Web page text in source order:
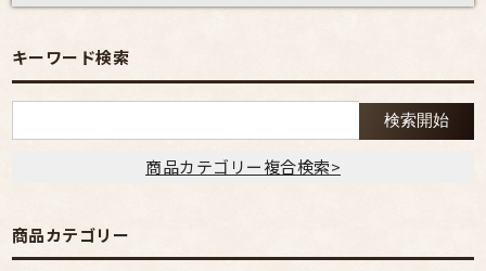
キーワード検索
商品カテゴリー複合検索>
商品カテゴリー